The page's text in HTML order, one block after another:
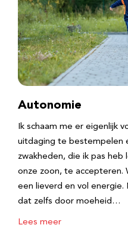
Autonomie
Ik schaam me er eigenlijk
uitdaging te bestempelen
zwakheden, die ik pas
onze zoon, te accepteren.
een lieverd en vol
dat zelfs door moeheid…
Lees meer